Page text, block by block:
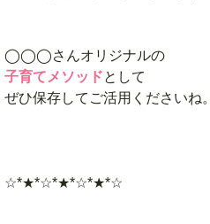
◯◯◯さんオリジナルの
子育てメソッドとして
ぜひ保存してご活用くださいね。
☆*★*☆*★*☆*★*☆